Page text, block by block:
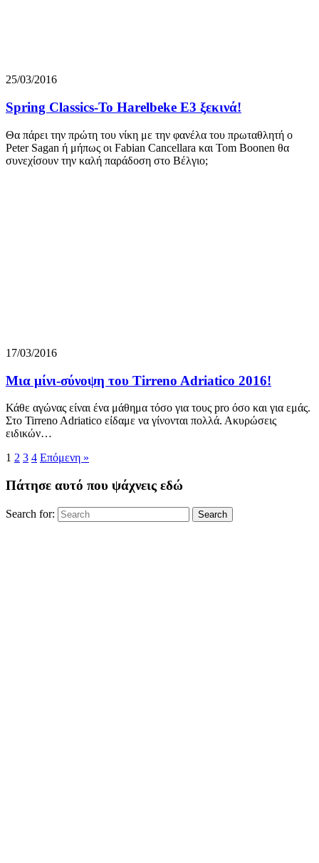
25/03/2016
Spring Classics-Το Harelbeke E3 ξεκινά!
Θα πάρει την πρώτη του νίκη με την φανέλα του πρωταθλητή ο
Peter Sagan ή μήπως οι Fabian Cancellara και Tom Boonen θα
συνεχίσουν την καλή παράδοση στο Βέλγιο;
17/03/2016
Μια μίνι-σύνοψη του Tirreno Adriatico 2016!
Κάθε αγώνας είναι ένα μάθημα τόσο για τους pro όσο και για εμάς.
Στο Tirreno Adriatico είδαμε να γίνονται πολλά. Ακυρώσεις
ειδικών…
1 2 3 4 Επόμενη »
Πάτησε αυτό που ψάχνεις εδώ
Search for: Search